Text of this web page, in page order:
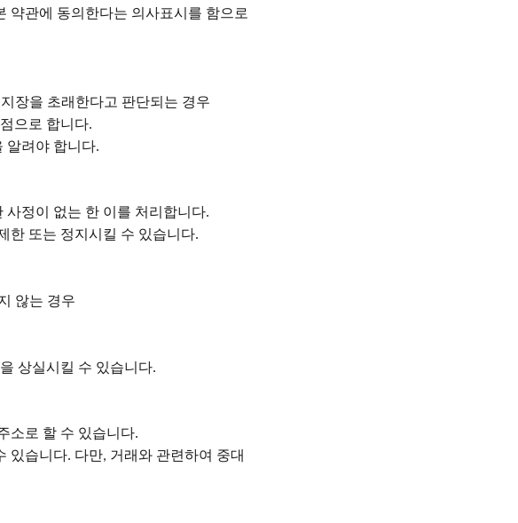
약관에 동의한다는 의사표시를 함으로
장을 초래한다고 판단되는 경우
으로 합니다.
알려야 합니다.
사정이 없는 한 이를 처리합니다.
한 또는 정지시킬 수 있습니다.
않는 경우
상실시킬 수 있습니다.
소로 할 수 있습니다.
있습니다. 다만, 거래와 관련하여 중대